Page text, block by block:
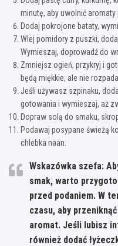
minutę, aby uwolnić aromaty
Dodaj pokrojone bataty,
Wlej pomidory z puszki,
Wymieszaj, doprowadź do
Zmniejsz ogień, przykryj i
będą miękkie, ale nie
Jeśli używasz szpinaku,
gotowania i wymieszaj, aż
Dopraw solą do smaku,
Podawaj posypane świeżą
chlebka naan.
Wskazówka szefa:
smak, warto
przed podaniem. W
czasu, aby
aromat. Jeśli lubisz
również dodać